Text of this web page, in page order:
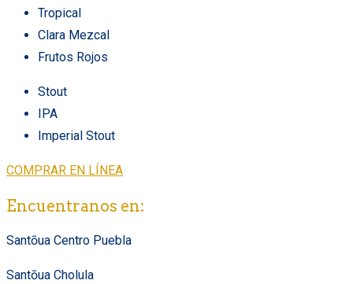
Tropical
Clara Mezcal
Frutos Rojos
Stout
IPA
Imperial Stout
COMPRAR EN LÍNEA
Encuentranos en:
Santōua Centro Puebla
Santōua Cholula